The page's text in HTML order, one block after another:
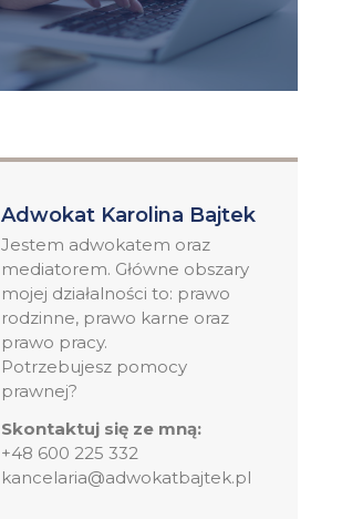
Adwokat Karolina Bajtek
Jestem adwokatem oraz
mediatorem. Główne obszary
mojej działalności to: prawo
rodzinne, prawo karne oraz
prawo pracy.
Potrzebujesz pomocy
prawnej?
Skontaktuj się ze mną:
+48 600 225 332
kancelaria@adwokatbajtek.pl